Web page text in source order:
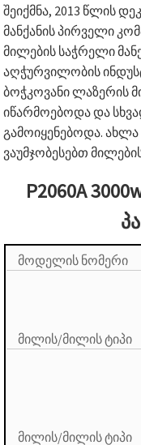
შეიქმნა, 2013 წლის
მანქანის პირველი
მილების საჭრელი
აღჭურვილობის
ბოჭკოვანი ლაზერის
იწარმოებოდა და
გამოიყენებოდა. ახლა
ვაუმჯობესებთ
P2060A
მოდელის ნომერი
მილის/მილის ტიპი
მილის/მილის ტიპი